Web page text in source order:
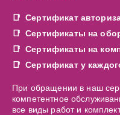
Сертификат
Сертификаты на
Сертификаты на
Сертификат у
При обращении в наш
компетентное
все виды работ и